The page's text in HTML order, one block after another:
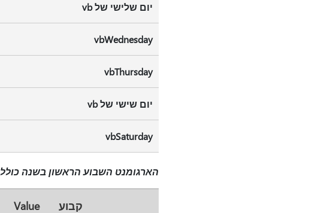
יום שלישי של vb
vbWednesday
vbThursday
יום שישי של vb
vbSaturday
הארגומנט השבוע הראשון בשנה כולל
קבוע Value